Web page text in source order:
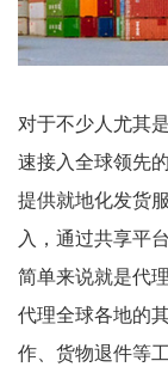
对于不少人尤其
速接入全球领先
提供就地化发货
入，通过共享平
简单来说就是代
代理全球各地的
作、货物退件等